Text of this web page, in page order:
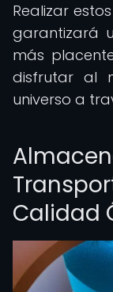
Realizar
garantizará
más
disfrutar al
universo a
Calidad